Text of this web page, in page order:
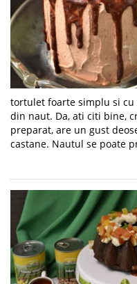
tortulet foarte simplu si cu
din naut. Da, ati citi bine,
preparat, are un gust
castane. Nautul se poate